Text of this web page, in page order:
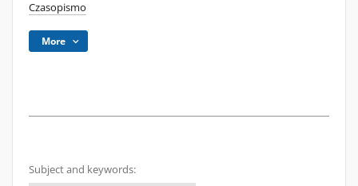
Czasopismo
More
Subject and keywords: